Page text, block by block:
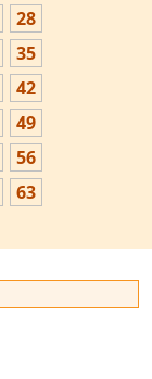
28
35
42
49
56
63